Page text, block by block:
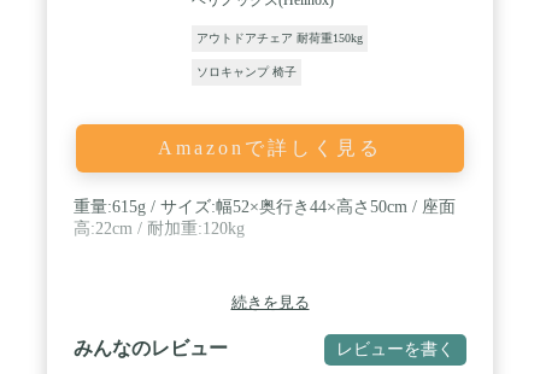
アウトドアチェア 耐荷重150kg
ソロキャンプ 椅子
Amazonで詳しく見る
重量:615g / サイズ:幅52×奥行き44×高さ50cm / 座面
高:22cm / 耐加重:120kg
続きを見る
みんなのレビュー レビューを書く